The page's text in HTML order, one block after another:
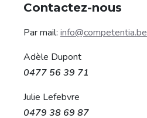
Contactez-nous
Par mail: info@competentia.be
Adèle Dupont
0477 56 39 71
Julie Lefebvre
0479 38 69 87